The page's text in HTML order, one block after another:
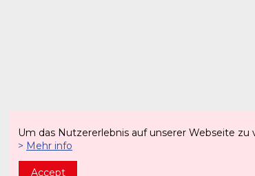
Um das Nutzererlebnis auf unserer Webseite
> Mehr info
Accept